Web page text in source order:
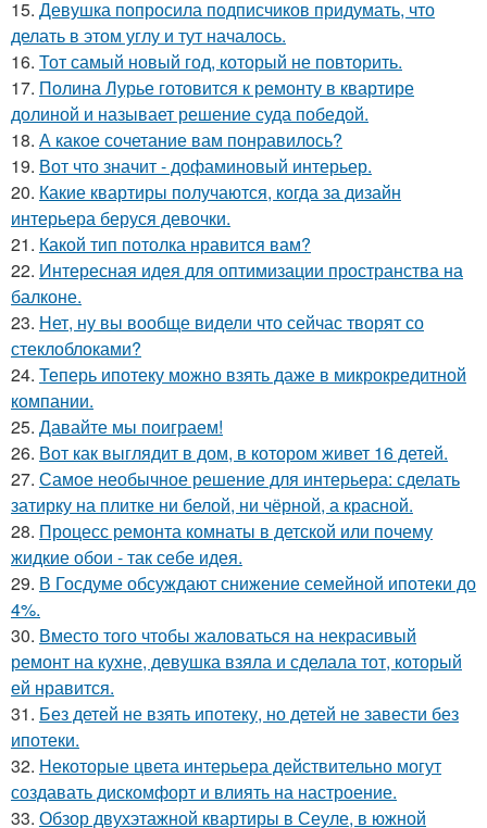
15. Девушка попросила подписчиков придумать, что
делать в этом углу и тут началось.
16. Тот самый новый год, который не повторить.
17. Полина Лурье готовится к ремонту в квартире
долиной и называет решение суда победой.
18. А какое сочетание вам понравилось?
19. Вот что значит - дофаминовый интерьер.
20. Какие квартиры получаются, когда за дизайн
интерьера беруся девочки.
21. Какой тип потолка нравится вам?
22. Интересная идея для оптимизации пространства на
балконе.
23. Нет, ну вы вообще видели что сейчас творят со
стеклоблоками?
24. Теперь ипотеку можно взять даже в микрокредитной
компании.
25. Давайте мы поиграем!
26. Вот как выглядит в дом, в котором живет 16 детей.
27. Самое необычное решение для интерьера: сделать
затирку на плитке ни белой, ни чёрной, а красной.
28. Процесс ремонта комнаты в детской или почему
жидкие обои - так себе идея.
29. В Госдуме обсуждают снижение семейной ипотеки до
4%.
30. Вместо того чтобы жаловаться на некрасивый
ремонт на кухне, девушка взяла и сделала тот, который
ей нравится.
31. Без детей не взять ипотеку, но детей не завести без
ипотеки.
32. Некоторые цвета интерьера действительно могут
создавать дискомфорт и влиять на настроение.
33. Обзор двухэтажной квартиры в Сеуле, в южной